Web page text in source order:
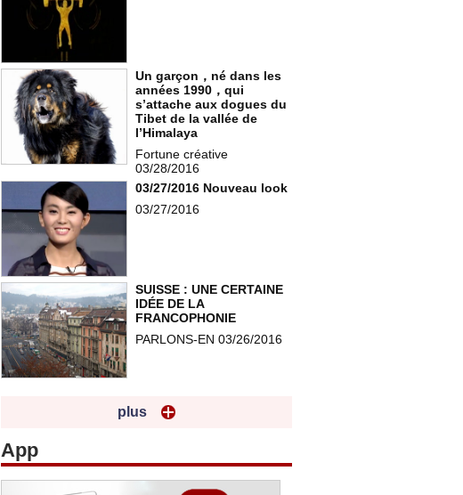
Un garçon，né dans les
années 1990，qui
s’attache aux dogues du
Tibet de la vallée de
l’Himalaya
Fortune créative
03/28/2016
03/27/2016 Nouveau look
03/27/2016
SUISSE : UNE CERTAINE
IDÉE DE LA
FRANCOPHONIE
PARLONS-EN 03/26/2016
plus
App